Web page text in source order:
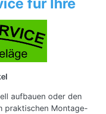
aufbauen oder den
praktischen Montage-